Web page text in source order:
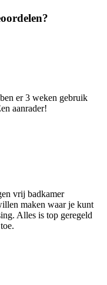
er 3 weken gebruik
aanrader!
vrij badkamer
maken waar je kunt
Alles is top geregeld